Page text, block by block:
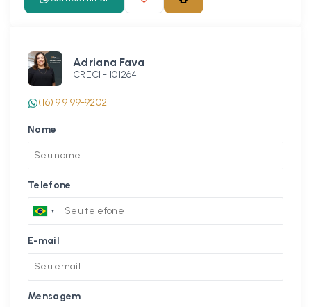
Adriana Fava
CRECI - 101264
(16) 9 9199-9202
Nome
Telefone
E-mail
Mensagem